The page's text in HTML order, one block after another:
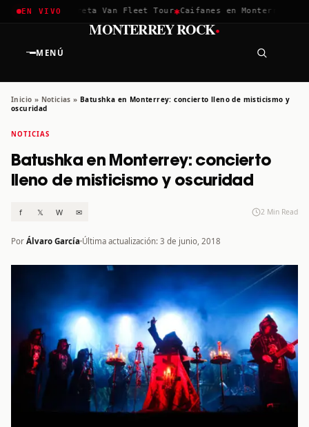
EN VIVO
2026✱Greta Van Fleet Tour✱Caifanes en Monterrey · 12
MENÚ
MONTERREY ROCK·
Inicio » Noticias » Batushka en Monterrey: concierto lleno de misticismo y
oscuridad
NOTICIAS
Batushka en Monterrey: concierto
lleno de misticismo y oscuridad
f 𝕏 W ✉ 2 Min Read
Por Álvaro García Última actualización: 3 de junio, 2018